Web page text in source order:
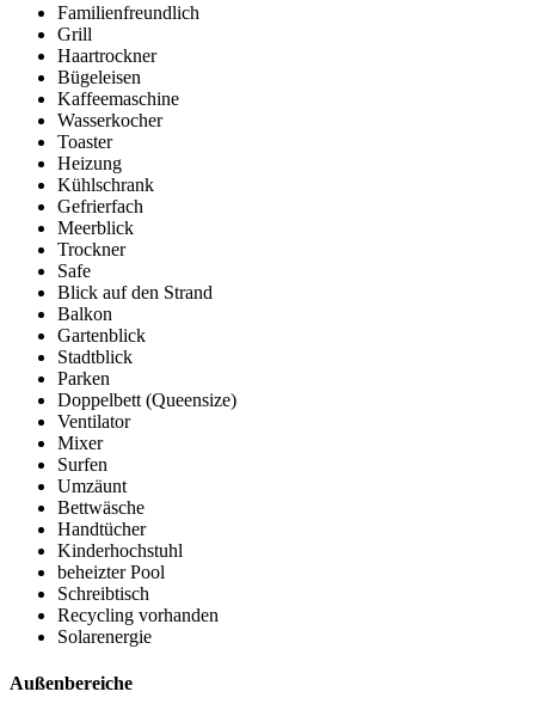
Familienfreundlich
Grill
Haartrockner
Bügeleisen
Kaffeemaschine
Wasserkocher
Toaster
Heizung
Kühlschrank
Gefrierfach
Meerblick
Trockner
Safe
Blick auf den Strand
Balkon
Gartenblick
Stadtblick
Parken
Doppelbett (Queensize)
Ventilator
Mixer
Surfen
Umzäunt
Bettwäsche
Handtücher
Kinderhochstuhl
beheizter Pool
Schreibtisch
Recycling vorhanden
Solarenergie
Außenbereiche